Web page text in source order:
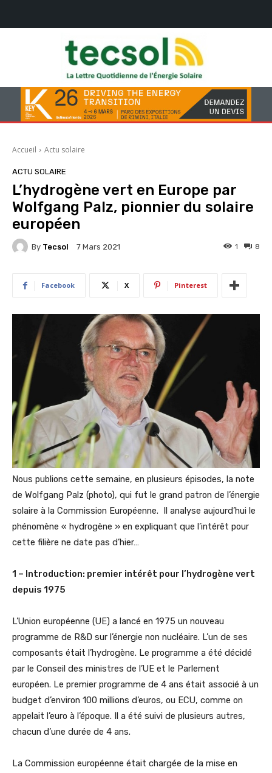
Accueil Actu solaire
ACTU SOLAIRE
L’hydrogène vert en Europe par
Wolfgang Palz, pionnier du solaire
européen
By Tecsol 7 Mars 2021 8
1
Facebook X Pinterest
Nous publions cette semaine, en plusieurs épisodes, la note
de Wolfgang Palz (photo), qui fut le grand patron de l’énergie
solaire à la Commission Européenne. Il analyse aujourd’hui le
phénomène « hydrogène » en expliquant que l’intérêt pour
cette filière ne date pas d’hier…
1 – Introduction: premier intérêt pour l’hydrogène vert
depuis 1975
L’Union européenne (UE) a lancé en 1975 un nouveau
programme de R&D sur l’énergie non nucléaire. L’un de ses
composants était l’hydrogène. Le programme a été décidé
par le Conseil des ministres de l’UE et le Parlement
européen. Le premier programme de 4 ans était associé à un
budget d’environ 100 millions d’euros, ou ECU, comme on
appelait l’euro à l’époque. Il a été suivi de plusieurs autres,
chacun d’une durée de 4 ans.
La Commission européenne était chargée de la mise en